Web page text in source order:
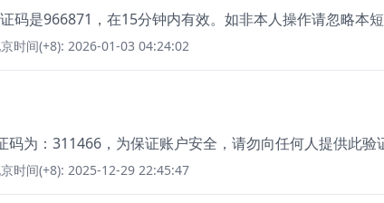
码是966871，在15分钟内有效。如非本人操作请忽略本短
时间(+8): 2026-01-03 04:24:02
码为：311466，为保证账户安全，请勿向任何人提供此验
时间(+8): 2025-12-29 22:45:47